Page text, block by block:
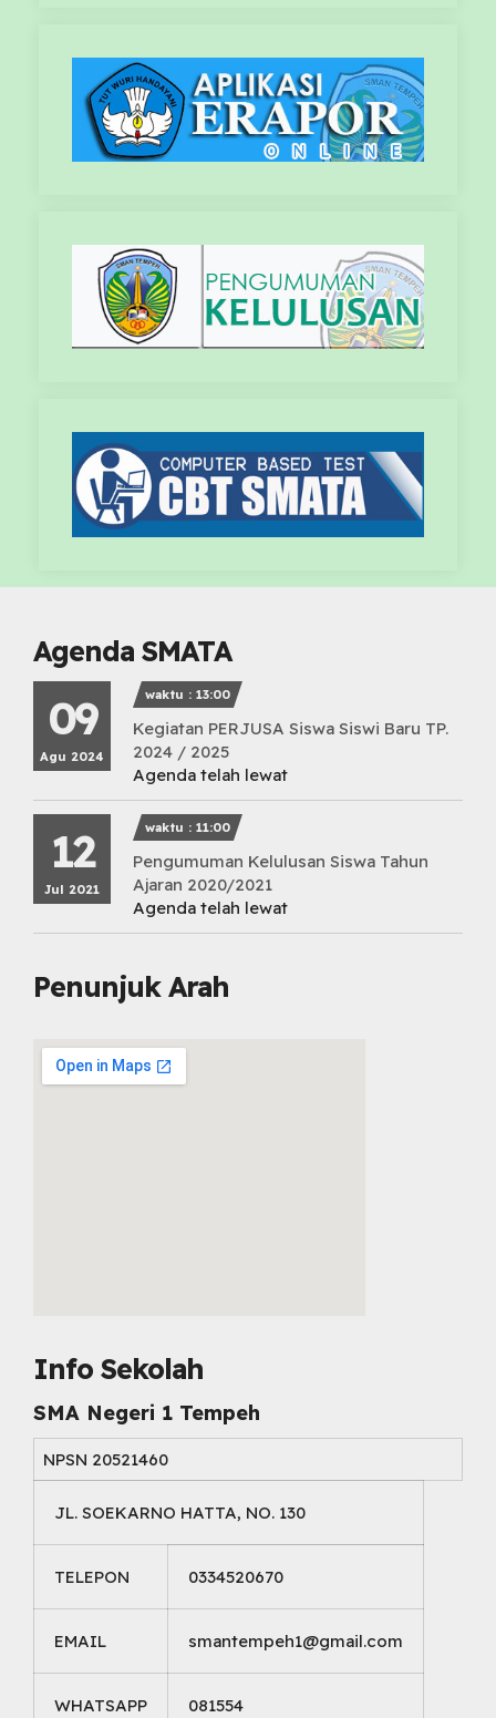
Agenda SMATA
09
Agu 2024
waktu : 13:00
Kegiatan PERJUSA Siswa Siswi Baru TP.
2024 / 2025
Agenda telah lewat
12
Jul 2021
waktu : 11:00
Pengumuman Kelulusan Siswa Tahun
Ajaran 2020/2021
Agenda telah lewat
Penunjuk Arah
Info Sekolah
SMA Negeri 1 Tempeh
NPSN 20521460
JL. SOEKARNO HATTA, NO. 130
TELEPON 0334520670
EMAIL smantempeh1@gmail.com
WHATSAPP 081554